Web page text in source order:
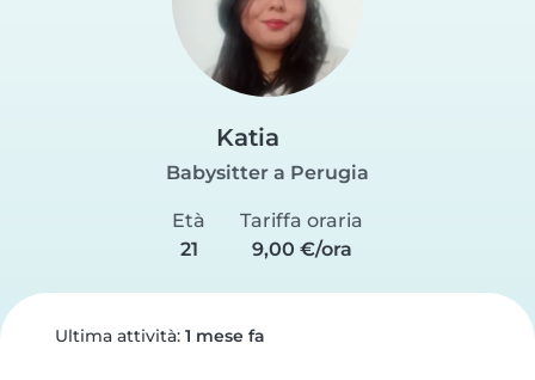
Katia
Babysitter a Perugia
Età
21
Tariffa oraria
9,00 €/ora
Ultima attività: 1 mese fa